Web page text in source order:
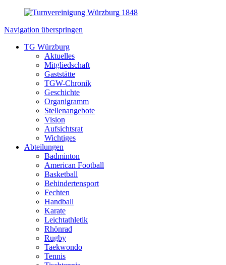
Navigation überspringen
TG Würzburg
Aktuelles
Mitgliedschaft
Gaststätte
TGW-Chronik
Geschichte
Organigramm
Stellenangebote
Vision
Aufsichtsrat
Wichtiges
Abteilungen
Badminton
American Football
Basketball
Behindertensport
Fechten
Handball
Karate
Leichtathletik
Rhönrad
Rugby
Taekwondo
Tennis